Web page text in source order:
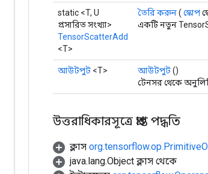
static <T, U
প্রসারিত সংখ্যা>
TensorScatterAdd
<T>
তৈরি করুন( স্কোপ
একটি নতুন
আউটপুট <T> আউটপুট()
টেনসর থেকে
উত্তরাধিকারসূত্রে প্রাপ্ত পদ্ধতি
ক্লাস
java.lang.Object ক্লাস থেকে